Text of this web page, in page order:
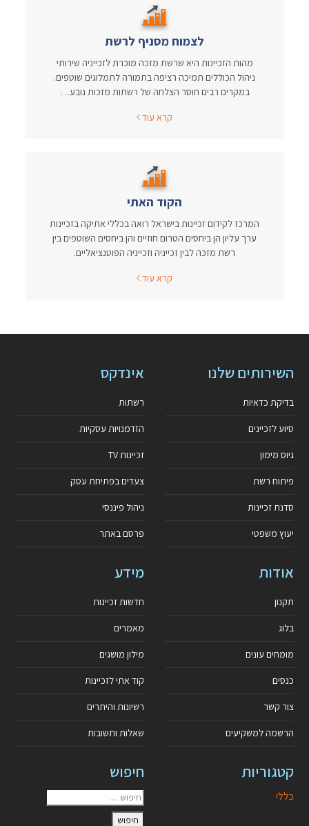
לצמוח מסניף לרשת
מהות הזכיינות היא שרשת מזכה מוכרת לזכייניה שירותי
ניהול הכוללים תמיכה רציפה בתמורה לתמלוגים שוטפים.
במקרים רבים חוסר הצלחה של רשתות מזכות נובע…
קרא עוד
הקוד האתי
המרכז לקידום זכיינות בישראל רואה בכללי אתיקה בזכיינות
ערך עליון הן ביחסים הטרום חוזיים והן ביחסים השוטפים בין
רשת מזכה לבין זכייניה וזכייניה הפוטנציאליים.
קרא עוד
השירותים שלנו
בדיקת כדאיות
סיוע לזכיינים
גיוס מימון
פיתוח רשת
סדנת זכיינות
יעוץ משפטי
אינדקס
רשתות
הזדמנויות עסקיות
זכיינות TV
צעדים בפתיחת עסק
ניהול פיננסי
פרסם באתר
אודות
תקנון
בלוג
מומחים עונים
כנסים
צור קשר
הרשמה למשקיעים
מידע
חדשות זכיינות
מאמרים
מילון מושגים
קוד אתי לזכיינות
רשיונות והיתרים
שאלות ותשובות
קטגוריות
כללי
חיפוש